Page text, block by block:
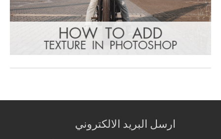
ارسل البريد الالكتروني